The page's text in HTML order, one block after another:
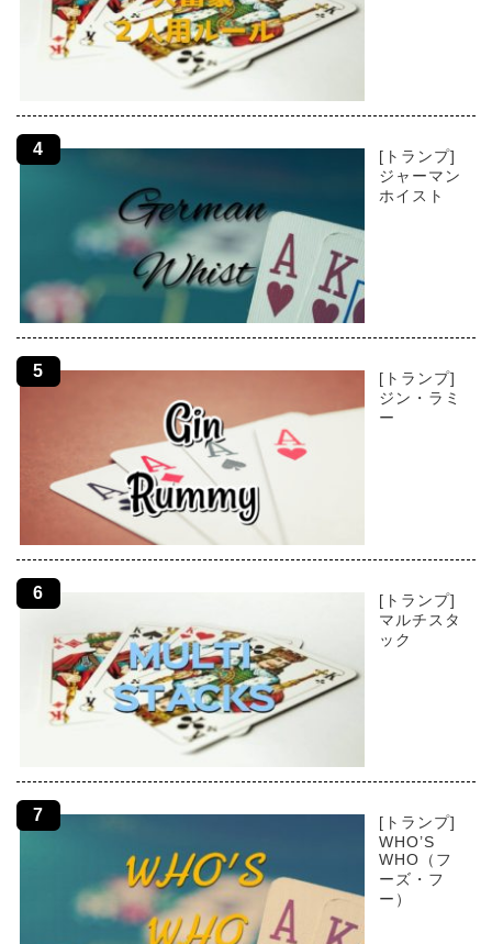
[トランプ]
ジャーマン
ホイスト
[トランプ]
ジン・ラミ
ー
[トランプ]
マルチスタ
ック
[トランプ]
WHO’S
WHO（フ
ーズ・フ
ー）